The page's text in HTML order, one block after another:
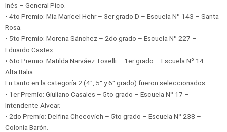
Inés – General Pico.
• 4to Premio: Mía Maricel Hehr – 3er grado D – Escuela Nº 143 – Santa
Rosa.
• 5to Premio: Morena Sánchez – 2do grado – Escuela Nº 227 –
Eduardo Castex.
• 6to Premio: Matilda Narváez Toselli – 1er grado – Escuela Nº 14 –
Alta Italia.
En tanto en la categoría 2 (4°, 5° y 6° grado) fueron seleccionados:
• 1er Premio: Giuliano Casales – 5to grado – Escuela Nº 17 –
Intendente Alvear.
• 2do Premio: Delfina Checovich – 5to grado – Escuela Nº 238 –
Colonia Barón.